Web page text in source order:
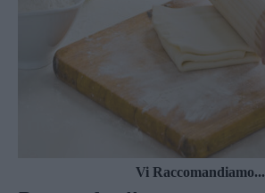
Vi Raccomandiamo...